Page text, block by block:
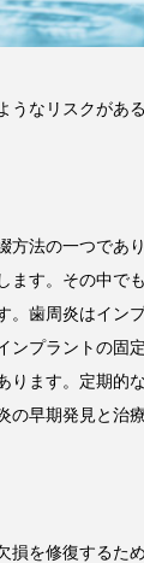
うなリスクがあ
方法の一つであ
ます。その中で
。歯周炎はイン
ンプラントの固
ります。定期的
の早期発見と治
損を修復するた